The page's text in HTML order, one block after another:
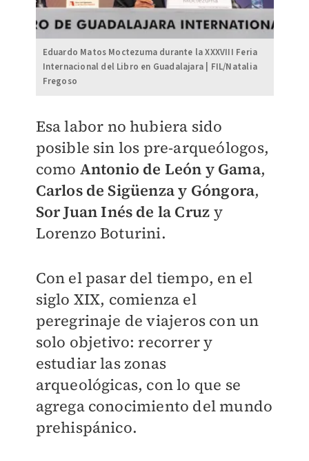
Eduardo Matos Moctezuma durante la XXXVIII Feria
Internacional del Libro en Guadalajara | FIL/Natalia
Fregoso
Esa labor no hubiera sido
posible sin los pre-arqueólogos,
como Antonio de León y Gama,
Carlos de Sigüenzay Góngora,
Sor Juan Inés de la Cruz y
Lorenzo Boturini.
Con el pasar del tiempo, en el
siglo XIX, comienza el
peregrinaje de viajeros con un
solo objetivo: recorrer y
estudiar las zonas
arqueológicas, con lo que se
agrega conocimiento del mundo
prehispánico.